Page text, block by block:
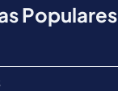
Populares